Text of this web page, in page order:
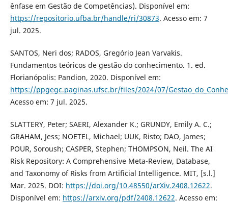
ênfase em Gestão de Competências). Disponível em:
https://repositorio.ufba.br/handle/ri/30873. Acesso em: 7
jul. 2025.
SANTOS, Neri dos; RADOS, Gregório Jean Varvakis.
Fundamentos teóricos de gestão do conhecimento. 1. ed.
Florianópolis: Pandion, 2020. Disponível em:
https://ppgegc.paginas.ufsc.br/files/2024/07/
Acesso em: 7 jul. 2025.
SLATTERY, Peter; SAERI, Alexander K.; GRUNDY, Emily A. C.;
GRAHAM, Jess; NOETEL, Michael; UUK, Risto; DAO, James;
POUR, Soroush; CASPER, Stephen; THOMPSON, Neil. The AI
Risk Repository: A Comprehensive Meta-Review, Database,
and Taxonomy of Risks from Artificial Intelligence. MIT, [s.l.]
Mar. 2025. DOI: https://doi.org/10.48550/arXiv.2408.12622.
Disponível em: https://arxiv.org/pdf/2408.12622. Acesso em: